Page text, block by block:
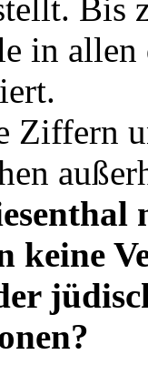
Bis
in
Ziffern
keine